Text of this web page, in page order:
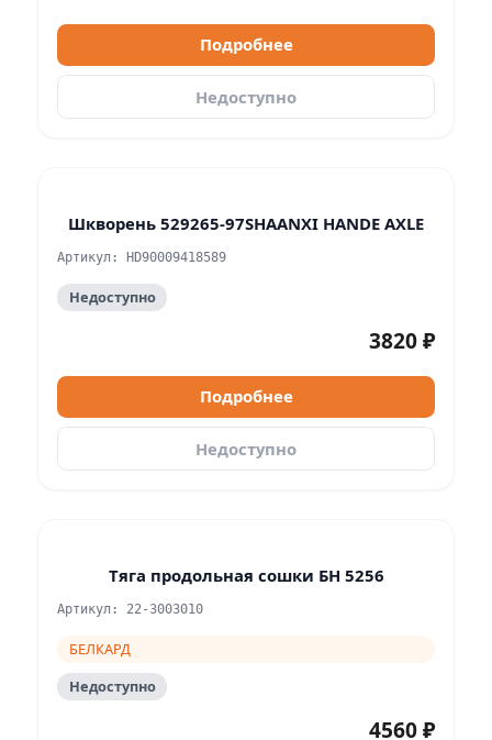
Подробнее
Недоступно
Шкворень 529265-97SHAANXI HANDE AXLE
Артикул: HD90009418589
Недоступно
3820 ₽
Подробнее
Недоступно
Тяга продольная сошки БН 5256
Артикул: 22-3003010
БЕЛКАРД
Недоступно
4560 ₽